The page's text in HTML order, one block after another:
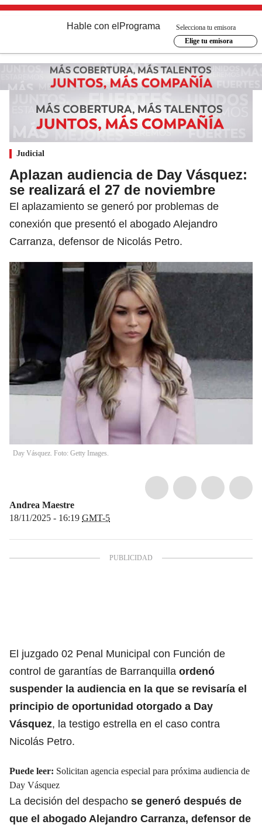
Hable con el Programa
Selecciona tu emisora
Elige tu emisora
Judicial
Aplazan audiencia de Day Vásquez:
se realizará el 27 de noviembre
El aplazamiento se generó por problemas de
conexión que presentó el abogado Alejandro
Carranza, defensor de Nicolás Petro.
Day Vásquez. Foto: Getty Images.
Andrea Maestre
18/11/2025 - 16:19 GMT-5
El juzgado 02 Penal Municipal con Función de
control de garantías de Barranquilla ordenó
suspender la audiencia en la que se revisaría el
principio de oportunidad otorgado a Day
Vásquez, la testigo estrella en el caso contra
Nicolás Petro.
Puede leer: Solicitan agencia especial para próxima audiencia de
Day Vásquez
La decisión del despacho se generó después de
que el abogado Alejandro Carranza, defensor de